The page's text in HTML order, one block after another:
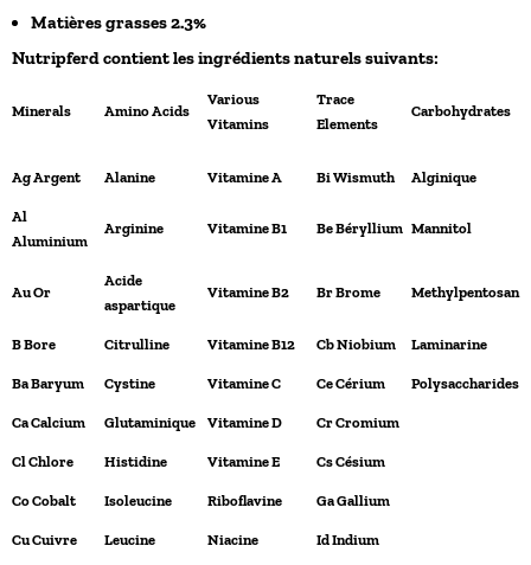
Matières grasses 2.3%
Nutripferd contient les ingrédients naturels suivants:
Minerals Amino Acids
Various
Vitamins
Trace
Elements
Carbohydrates
Ag Argent Alanine Vitamine A Bi Wismuth Alginique
Al
Aluminium
Arginine Vitamine B1 Be Béryllium Mannitol
Au Or
Acide
aspartique
Vitamine B2 Br Brome Methylpentosan
B Bore Citrulline Vitamine B12 Cb Niobium Laminarine
Ba Baryum Cystine Vitamine C Ce Cérium Polysaccharides
Ca Calcium Glutaminique Vitamine D Cr Cromium
Cl Chlore Histidine Vitamine E Cs Césium
Co Cobalt Isoleucine Riboflavine Ga Gallium
Cu Cuivre Leucine Niacine Id Indium